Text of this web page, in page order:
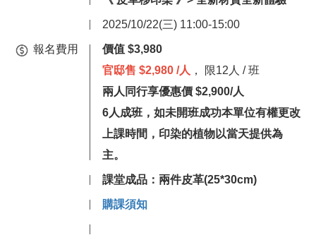
2025/10/22(三) 11:00-15:00
報名費用
價值 $3,980
官邸售 $2,980 /人 ， 限12人 / 班
兩人同行享優惠價 $2,900/人
6人成班，如未開班成功本單位有權更改
上課時間，印染的植物以當天提供為
主。
課堂成品：兩件皮革(25*30cm)
購課須知